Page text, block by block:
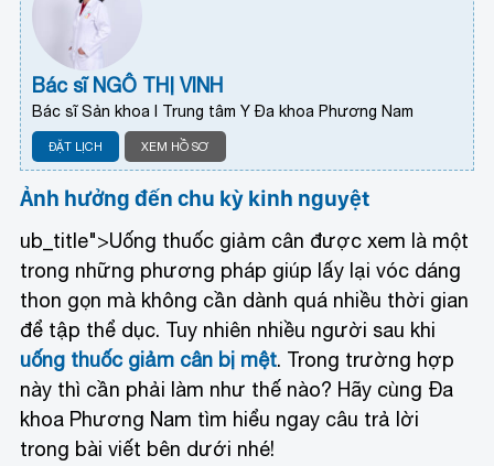
Bác sĩ NGÔ THỊ VINH
Bác sĩ Sản khoa I Trung tâm Y Đa khoa Phương Nam
ĐẶT LỊCH XEM HỒ SƠ
Ảnh hưởng đến chu kỳ kinh nguyệt
ub_title">Uống thuốc giảm cân được xem là một
trong những phương pháp giúp lấy lại vóc dáng
thon gọn mà không cần dành quá nhiều thời gian
để tập thể dục. Tuy nhiên nhiều người sau khi
uống thuốc giảm cân bị mệt. Trong trường hợp
này thì cần phải làm như thế nào? Hãy cùng Đa
khoa Phương Nam tìm hiểu ngay câu trả lời
trong bài viết bên dưới nhé!